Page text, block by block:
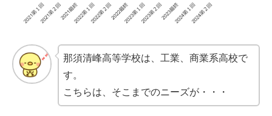
那須清峰高等学校は、工業、商業系高校で
す。
こちらは、そこまでのニーズが・・・